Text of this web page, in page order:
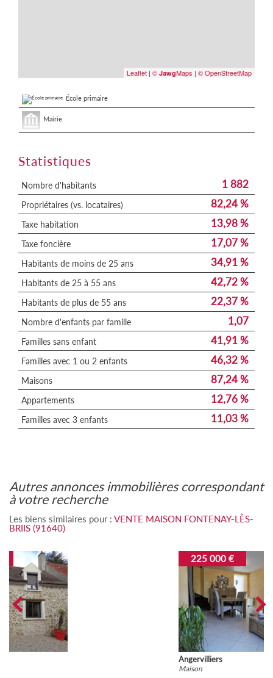
Leaflet | © JawgMaps | © OpenStreetMap
École primaire
Mairie
Statistiques
Nombre d'habitants 1 882
Propriétaires (vs. locataires) 82,24 %
Taxe habitation 13,98 %
Taxe foncière 17,07 %
Habitants de moins de 25 ans 34,91 %
Habitants de 25 à 55 ans 42,72 %
Habitants de plus de 55 ans 22,37 %
Nombre d'enfants par famille 1,07
Familles sans enfant 41,91 %
Familles avec 1 ou 2 enfants 46,32 %
Maisons 87,24 %
Appartements 12,76 %
Familles avec 3 enfants 11,03 %
autres annonces immobilières correspondant
à votre recherche
Les biens similaires pour : VENTE MAISON FONTENAY-LÈS-
BRIIS (91640)